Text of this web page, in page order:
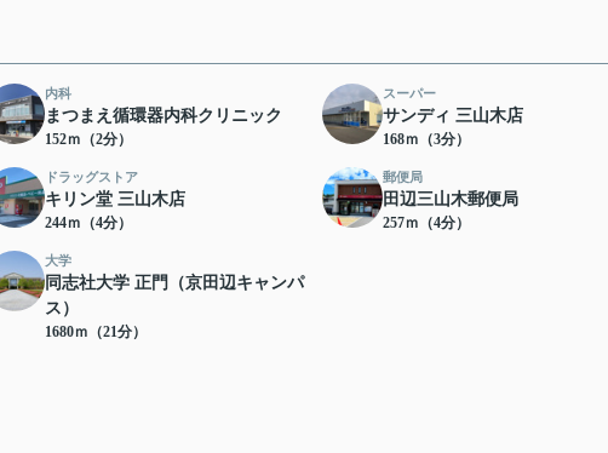
内科
まつまえ循環器内科クリニック
152ｍ（2分）
スーパー
サンディ 三山木店
168ｍ（3分）
ドラッグストア
キリン堂 三山木店
244ｍ（4分）
郵便局
田辺三山木郵便局
257ｍ（4分）
大学
同志社大学 正門（京田辺キャンパ
ス）
1680ｍ（21分）